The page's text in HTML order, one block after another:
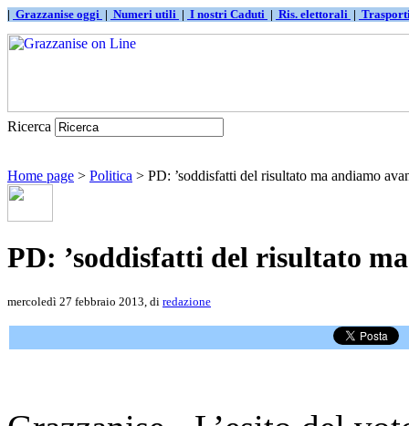
| Grazzanise oggi | Numeri utili | I nostri Caduti | Ris. elettorali |
Ricerca
Home page > Politica > PD: ’soddisfatti del risultato ma andiamo
PD: ’soddisfatti del risultato
mercoledì 27 febbraio 2013, di redazione